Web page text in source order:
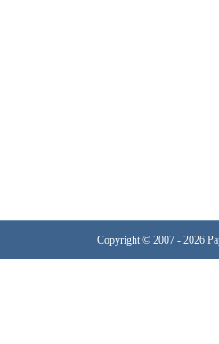
Copyright © 2007 - 2026